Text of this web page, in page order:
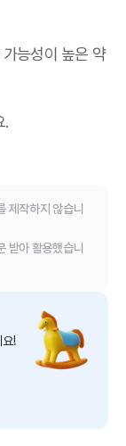
능성이 높은 약
.
제작하지 않습니
받아 활용했습니
!